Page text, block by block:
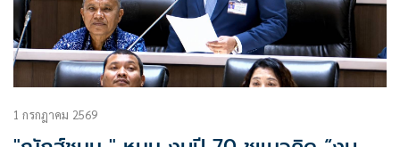
1 กรกฎาคม 2569